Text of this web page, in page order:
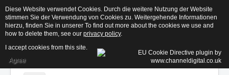
Diese Website verwendet Cookies. Durch die weitere Nutzung der Website
stimmen Sie der Verwendung von Cookies zu. Weitergehende Informationen
hierzu, finden Sie in unserer To find out more about the cookies we use and
how to delete them, see our privacy policy.
I accept cookies from this site.
Agree